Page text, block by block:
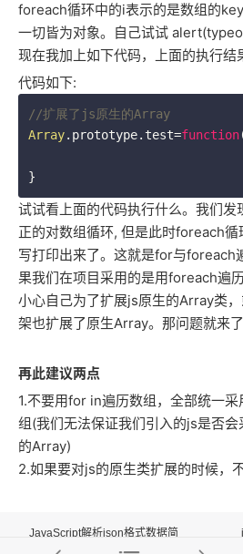
foreach循环中的i表示的是数组的
一切皆为对象。自己试试
现在我加上如下代码，上面的执行结
代码如下:
//扩展了js原生的Array
Array.prototype.test=function
}
试试看上面的代码执行什么。我们
正的对数组循环, 但是此时foreach
写打印出来了。这就是for与foreach
果我们在项目采用的是用foreach遍
小心自己为了扩展js原生的Array类
架也扩展了原生Array。那问题就来了
再此建议两点
1.不要用for in遍历数组，全部统一
组(我们无法保证我们引入的js是否
的Array)
2.如果要对js的原生类扩展的时候，
JavaScript解析json格式数据简